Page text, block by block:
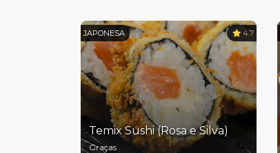
JAPONESA 4.7
Temix Sushi (Rosa e Silva)
Graças